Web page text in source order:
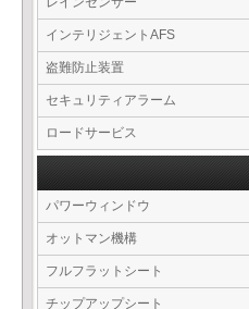
インテリジェントAFS
盗難防止装置
セキュリティアラーム
ロードサービス
パワーウィンドウ
オットマン機構
フルフラットシート
チップアップシート